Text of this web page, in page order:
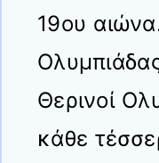
19ου
Θερινοί
κάθε